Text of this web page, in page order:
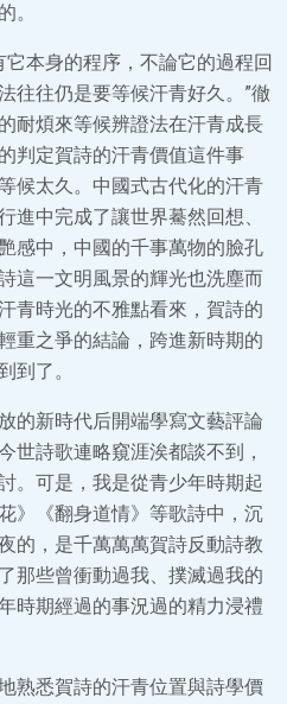
。
它本身的程序，不論它的過程回
往往仍是要等候汗青好久。”徹
耐煩來等候辨證法在汗青成長
判定賀詩的汗青價值這件事
候太久。中國式古代化的汗青
進中完成了讓世界驀然回想、
感中，中國的千事萬物的臉孔
這一文明風景的輝光也洗塵而
青時光的不雅點看來，賀詩的
重之爭的結論，跨進新時期的
到了。
的新時代后開端學寫文藝評論
世詩歌連略窺涯涘都談不到，
。可是，我是從青少年時期起
》《翻身道情》等歌詩中，沉
的，是千萬萬萬賀詩反動詩教
那些曾衝動過我、撲滅過我的
時期經過的事況過的精力浸禮
熟悉賀詩的汗青位置與詩學價